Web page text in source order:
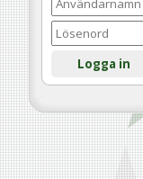
Logga in